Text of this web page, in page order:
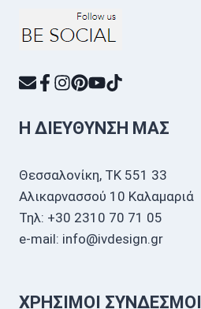
Η ΔΙΕΎΘΥΝΣΗ ΜΑΣ
Θεσσαλονίκη, ΤΚ 551 33
Αλικαρνασσού 10 Καλαμαριά
Τηλ: +30 2310 70 71 05
e-mail: info@ivdesign.gr
ΧΡΉΣΙΜΟΙ ΣΎΝΔΕΣΜΟΙ